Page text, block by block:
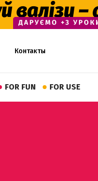
Контакты
FOR FUN FOR USE